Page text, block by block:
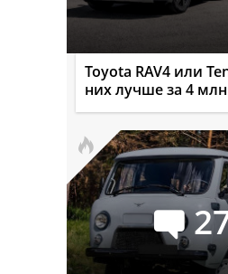
Toyota RAV4 или
них лучше за 4